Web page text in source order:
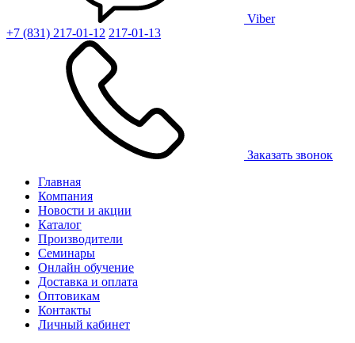
Viber
+7 (831) 217-01-12 217-01-13
Заказать звонок
Главная
Компания
Новости и акции
Каталог
Производители
Семинары
Онлайн обучение
Доставка и оплата
Оптовикам
Контакты
Личный кабинет